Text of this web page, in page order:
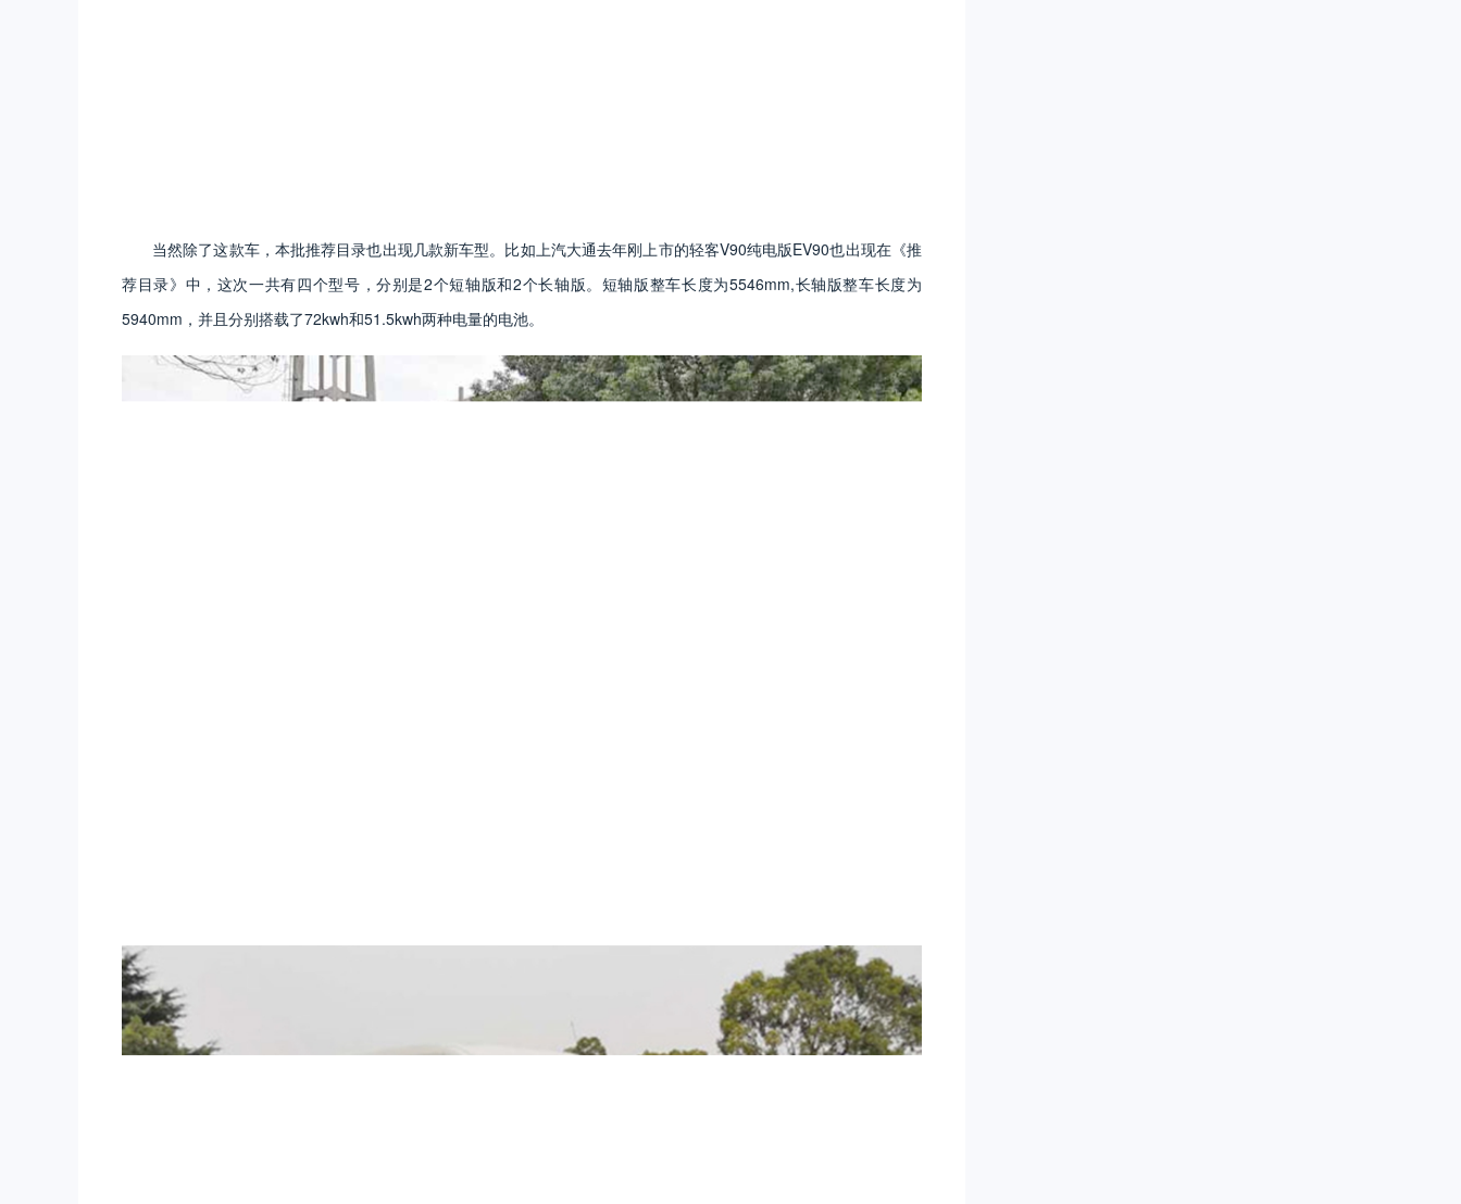
当然除了这款车，本批推荐目录也出现几款新车型。比如上汽大通去年刚上市的轻客V90纯电版EV90也出现在《推
荐目录》中，这次一共有四个型号，分别是2个短轴版和2个长轴版。短轴版整车长度为5546mm,长轴版整车长度为
5940mm，并且分别搭载了72kwh和51.5kwh两种电量的电池。